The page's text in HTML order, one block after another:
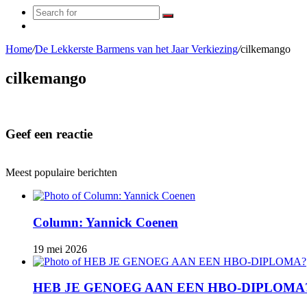
Search
Home/De Lekkerste Barmens van het Jaar Verkiezing/cilkemango
cilkemango
Geef een reactie
Meest populaire berichten
Column: Yannick Coenen
19 mei 2026
HEB JE GENOEG AAN EEN HBO-